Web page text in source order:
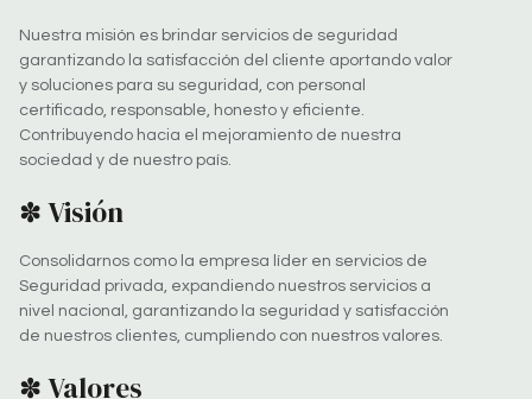
Nuestra misión es brindar servicios de seguridad
garantizando la satisfacción del cliente aportando valor
y soluciones para su seguridad, con personal
certificado, responsable, honesto y eficiente.
Contribuyendo hacia el mejoramiento de nuestra
sociedad y de nuestro país.
✽ Visión
Consolidarnos como la empresa líder en servicios de
Seguridad privada, expandiendo nuestros servicios a
nivel nacional, garantizando la seguridad y satisfacción
de nuestros clientes, cumpliendo con nuestros valores.
✽ Valores